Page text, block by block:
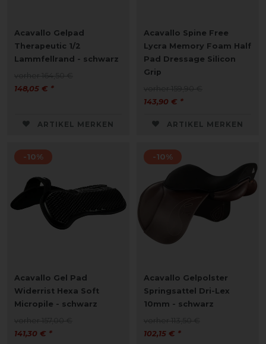
Acavallo Gelpad
Therapeutic 1/2
Lammfellrand - schwarz
148,05 € *
ARTIKEL MERKEN
Acavallo Spine Free
Lycra Memory Foam Half
Pad Dressage Silicon
Grip
143,90 € *
ARTIKEL MERKEN
-10%
Acavallo Gel Pad
Widerrist Hexa Soft
Micropile - schwarz
141,30 € *
-10%
Acavallo Gelpolster
Springsattel Dri-Lex
10mm - schwarz
102,15 € *